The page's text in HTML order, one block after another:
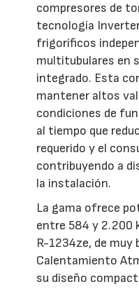
compresores de
tecnología
frigoríficos
multitubulares en
integrado. Esta
mantener altos
condiciones de
al tiempo que
requerido y el
contribuyendo a
la instalación.
La gama ofrece
entre 584 y 2.200
R-1234ze, de muy
Calentamiento
su diseño